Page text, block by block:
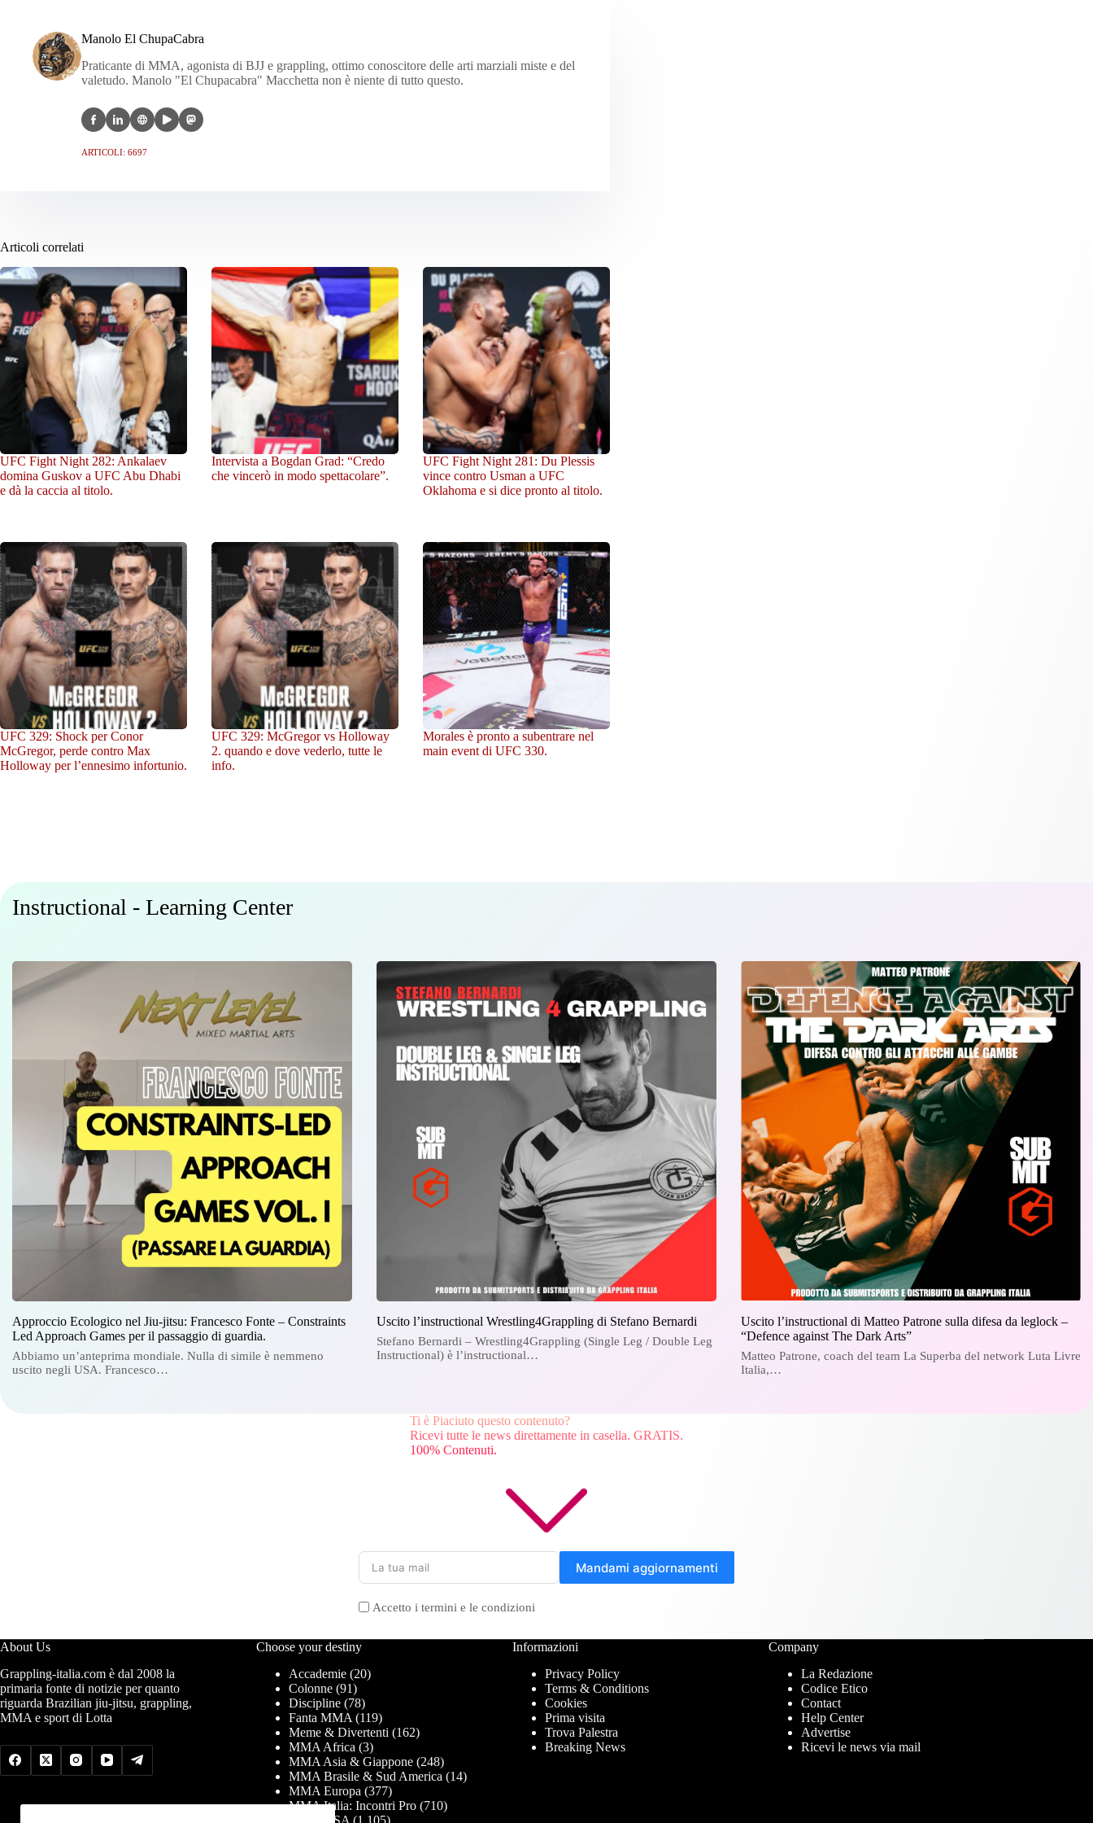
Manolo El ChupaCabra
Praticante di MMA, agonista di BJJ e grappling, ottimo conoscitore delle arti marziali miste e del
valetudo. Manolo "El Chupacabra" Macchetta non è niente di tutto questo.
ARTICOLI: 6697
Articoli correlati
UFC Fight Night 282: Ankalaev
domina Guskov a UFC Abu Dhabi
e dà la caccia al titolo.
Intervista a Bogdan Grad: “Credo
che vincerò in modo spettacolare”.
UFC Fight Night 281: Du Plessis
vince contro Usman a UFC
Oklahoma e si dice pronto al titolo.
UFC 329: Shock per Conor
McGregor, perde contro Max
Holloway per l’ennesimo infortunio.
UFC 329: McGregor vs Holloway
2. quando e dove vederlo, tutte le
info.
Morales è pronto a subentrare nel
main event di UFC 330.
Instructional - Learning Center
Approccio Ecologico nel Jiu-jitsu: Francesco Fonte – Constraints
Led Approach Games per il passaggio di guardia.
Abbiamo un’anteprima mondiale. Nulla di simile è nemmeno
uscito negli USA. Francesco…
Uscito l’instructional Wrestling4Grappling di Stefano Bernardi
Stefano Bernardi – Wrestling4Grappling (Single Leg / Double Leg
Instructional) è l’instructional…
Uscito l’instructional di Matteo Patrone sulla difesa da leglock –
“Defence against The Dark Arts”
Matteo Patrone, coach del team La Superba del network Luta Livre
Italia,…
Ti è Piaciuto questo contenuto?
Ricevi tutte le news direttamente in casella. GRATIS.
100% Contenuti.
Mandami aggiornamenti
Accetto i termini e le condizioni
About Us
Grappling-italia.com è dal 2008 la
primaria fonte di notizie per quanto
riguarda Brazilian jiu-jitsu, grappling,
MMA e sport di Lotta
Choose your destiny
Accademie(20)
Colonne(91)
Discipline(78)
Fanta MMA (119)
Meme & Divertenti (162)
MMA Africa (3)
MMA Asia & Giappone(248)
MMA Brasile & Sud America (14)
MMA Europa (377)
MMA Italia: Incontri Pro(710)
MMA USA (1.105)
Informazioni
Privacy Policy
Terms & Conditions
Cookies
Prima visita
Trova Palestra
Breaking News
Company
La Redazione
Codice Etico
Contact
Help Center
Advertise
Ricevi le news via mail